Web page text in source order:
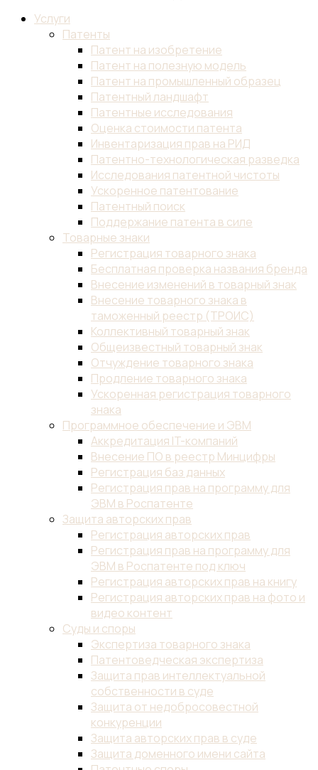
Услуги
Патенты
Патент на изобретение
Патент на полезную модель
Патент на промышленный образец
Патентный ландшафт
Патентные исследования
Оценка стоимости патента
Инвентаризация прав на РИД
Патентно-технологическая разведка
Исследования патентной чистоты
Ускоренное патентование
Патентный поиск
Поддержание патента в силе
Товарные знаки
Регистрация товарного знака
Бесплатная проверка названия бренда
Внесение изменений в товарный знак
Внесение товарного знака в
таможенный реестр (ТРОИС)
Коллективный товарный знак
Общеизвестный товарный знак
Отчуждение товарного знака
Продление товарного знака
Ускоренная регистрация товарного
знака
Программное обеспечение и ЭВМ
Аккредитация IT-компаний
Внесение ПО в реестр Минцифры
Регистрация баз данных
Регистрация прав на программу для
ЭВМ в Роспатенте
Защита авторских прав
Регистрация авторских прав
Регистрация прав на программу для
ЭВМ в Роспатенте под ключ
Регистрация авторских прав на книгу
Регистрация авторских прав на фото и
видео контент
Суды и споры
Экспертиза товарного знака
Патентоведческая экспертиза
Защита прав интеллектуальной
собственности в суде
Защита от недобросовестной
конкуренции
Защита авторских прав в суде
Защита доменного имени сайта